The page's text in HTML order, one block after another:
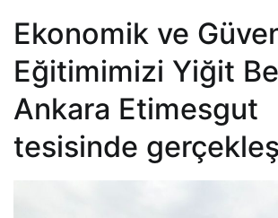
Ekonomik ve
Eğitimimizi Yiğit
Ankara Etimesgut
tesisinde